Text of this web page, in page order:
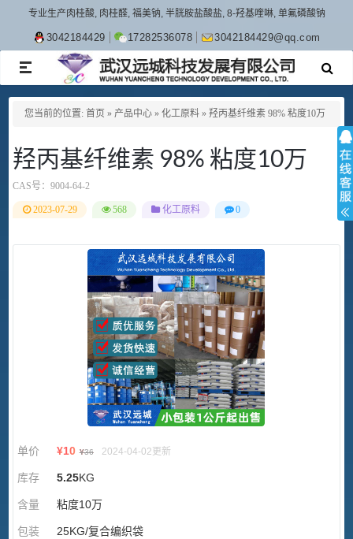
专业生产肉桂酸, 肉桂醛, 福美钠, 半胱胺盐酸盐, 8-羟基喹啉, 单氟磷酸钠
3042184429 17282536078 3042184429@qq.com
TOGGLE
NAVIGATION
您当前的位置: 首页 » 产品中心 » 化工原料 » 羟丙基纤维素 98% 粘度10万
羟丙基纤维素 98% 粘度10万
CAS号： 9004-64-2
2023-07-29 568 化工原料 0
单价 ¥10 ¥36 2024-04-02更新
库存 5.25KG
含量 粘度10万
包装 25KG/复合编织袋